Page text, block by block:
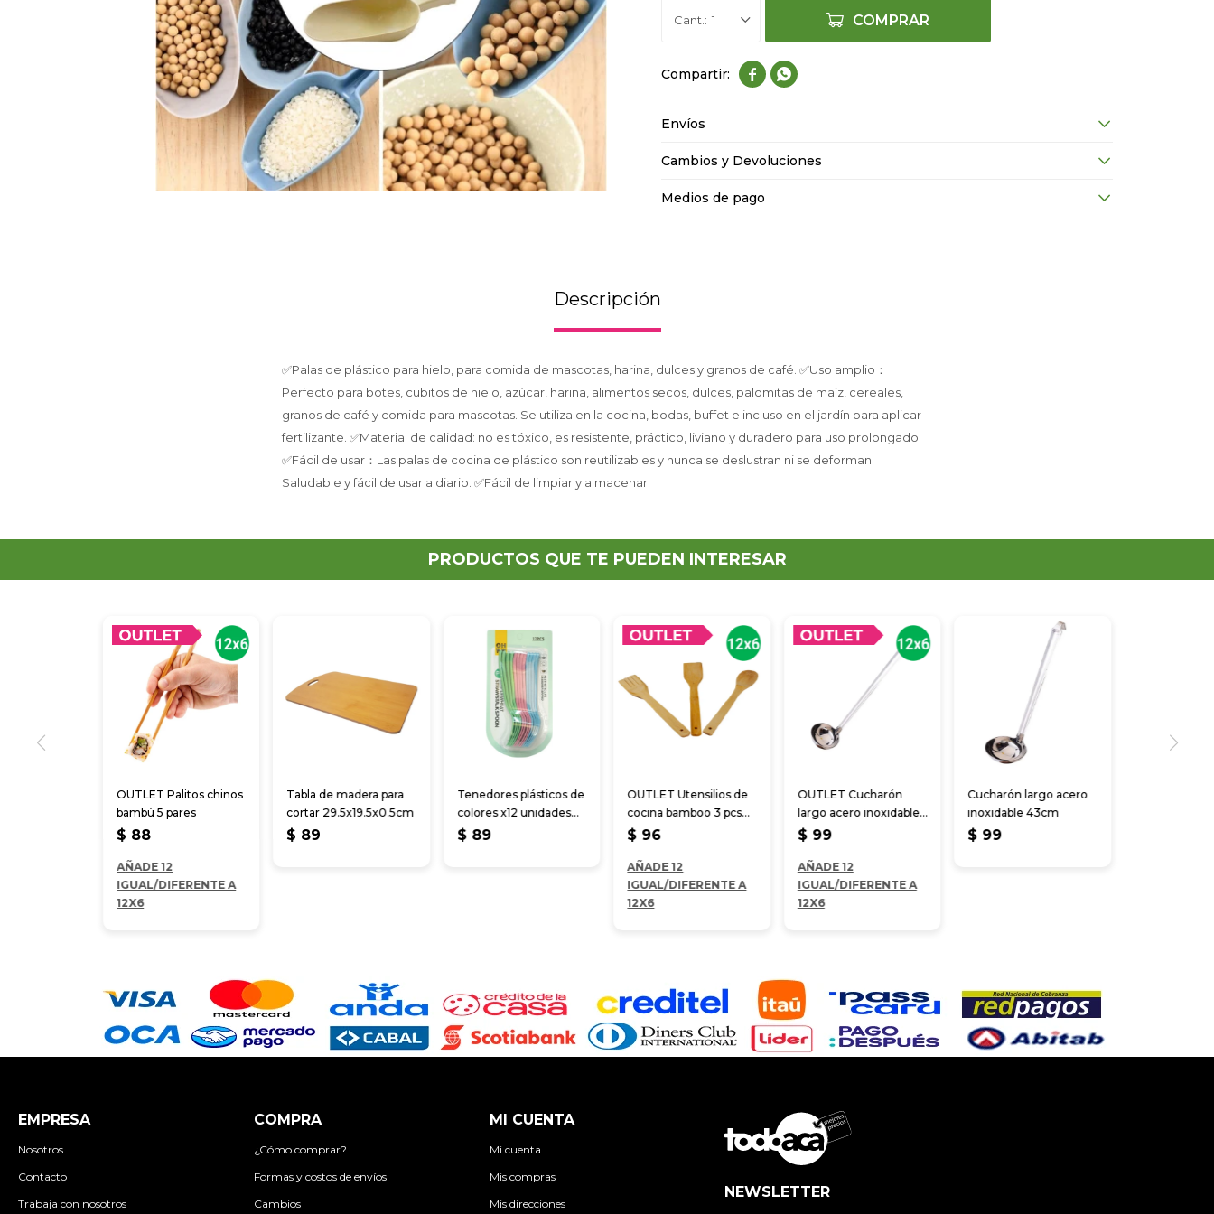
1 COMPRAR
 
Envíos
Cambios y Devoluciones
Medios de pago
Descripción
✅Palas de plástico para hielo, para comida de mascotas, harina, dulces y granos de café. ✅Uso amplio：
Perfecto para botes, cubitos de hielo, azúcar, harina, alimentos secos, dulces, palomitas de maíz, cereales,
granos de café y comida para mascotas. Se utiliza en la cocina, bodas, buffet e incluso en el jardín para aplicar
fertilizante. ✅Material de calidad: no es tóxico, es resistente, práctico, liviano y duradero para uso prolongado.
✅Fácil de usar：Las palas de cocina de plástico son reutilizables y nunca se deslustran ni se deforman.
Saludable y fácil de usar a diario. ✅Fácil de limpiar y almacenar.
PRODUCTOS QUE TE PUEDEN INTERESAR
OUTLET Palitos chinos
bambú 5 pares
$ 88
AÑADE 12
IGUAL/DIFERENTE A
12X6
Tabla de madera para
cortar 29.5x19.5x0.5cm
$ 89
Tenedores plásticos de
colores x12 unidades
15cm
$ 89
OUTLET Utensilios de
cocina bamboo 3 pcs
28 cm
$ 96
AÑADE 12
IGUAL/DIFERENTE A
12X6
OUTLET Cucharón
largo acero inoxidable
34 cm
$ 99
AÑADE 12
IGUAL/DIFERENTE A
12X6
Cucharón largo acero
inoxidable 43cm
$ 99
EMPRESA
Nosotros
Contacto
Trabaja con nosotros
COMPRA
¿Cómo comprar?
Formas y costos de envíos
Cambios
MI CUENTA
Mi cuenta
Mis compras
Mis direcciones
NEWSLETTER